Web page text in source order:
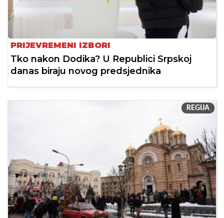
PRIJEVREMENI IZBORI
Tko nakon Dodika? U Republici Srpskoj
danas biraju novog predsjednika
REGIJA